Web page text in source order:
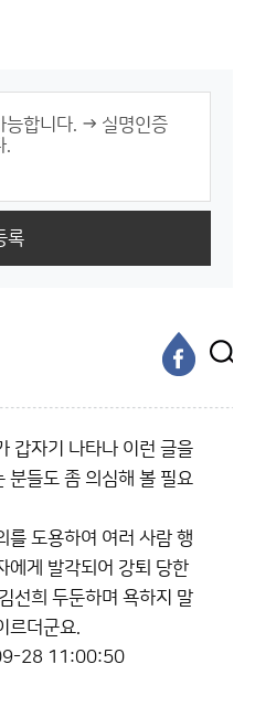
록
갑자기 나타나 이런 글을
분들도 좀 의심해 볼 필요
를 도용하여 여러 사람 행
에게 발각되어 강퇴 당한
선희 두둔하며 욕하지 말
르더군요.
28 11:00:50